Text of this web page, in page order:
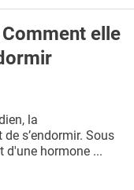
Comment elle
la
s’endormir. Sous
d'une hormone ...